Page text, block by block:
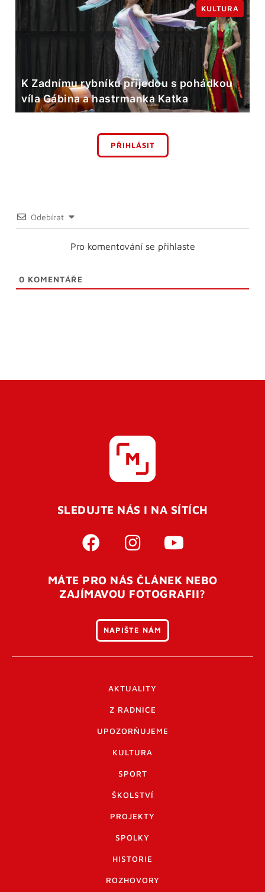
K Zadnímu rybníku přijedou s pohádkou
víla Gábina a hastrmanka Katka
KULTURA
PŘIHLÁSIT
Odebírat
Pro komentování se přihlaste
0 KOMENTÁŘE
SLEDUJTE NÁS I NA SÍTÍCH
MÁTE PRO NÁS ČLÁNEK NEBO
ZAJÍMAVOU FOTOGRAFII?
NAPIŠTE NÁM
AKTUALITY
Z RADNICE
UPOZORŇUJEME
KULTURA
SPORT
ŠKOLSTVÍ
PROJEKTY
SPOLKY
HISTORIE
ROZHOVORY